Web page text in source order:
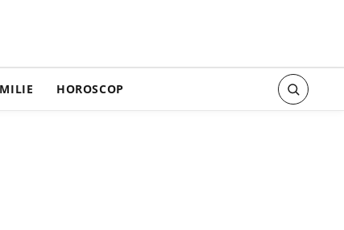
HOROSCOP